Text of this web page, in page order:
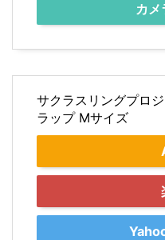
カメ
サクラスリングプロ
ラップ Mサイズ